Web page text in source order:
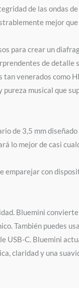
de las ondas de
mejor
para crear un
de detalle
venerados como
musical que
de 3,5 mm
lo mejor de casi
emparejar con
Bluemini
También puedes
USB-C. Bluemini
claridad y una